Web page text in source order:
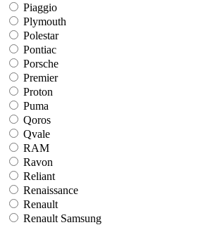
Piaggio
Plymouth
Polestar
Pontiac
Porsche
Premier
Proton
Puma
Qoros
Qvale
RAM
Ravon
Reliant
Renaissance
Renault
Renault Samsung